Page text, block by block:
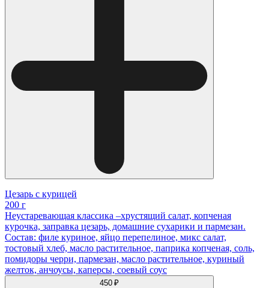
Цезарь с курицей
200 г
Неустаревающая классика –хрустящий салат, копченая
курочка, заправка цезарь, домашние сухарики и пармезан.
Состав: филе куриное, яйцо перепелиное, микс салат,
тостовый хлеб, масло растительное, паприка копченая, соль,
помидоры черри, пармезан, масло растительное, куриный
желток, анчоусы, каперсы, соевый соус
450 ₽